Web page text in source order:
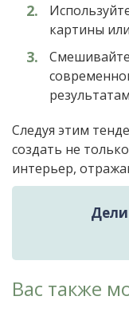
картины
Следуя этим
создать не
интерьер,
Вас также